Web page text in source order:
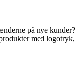
på nye kunder?
med logotryk,